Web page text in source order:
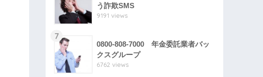
う詐欺SMS
9191 views
7
0800-808-7000 年金委託業者バッ
クスグループ
6762 views